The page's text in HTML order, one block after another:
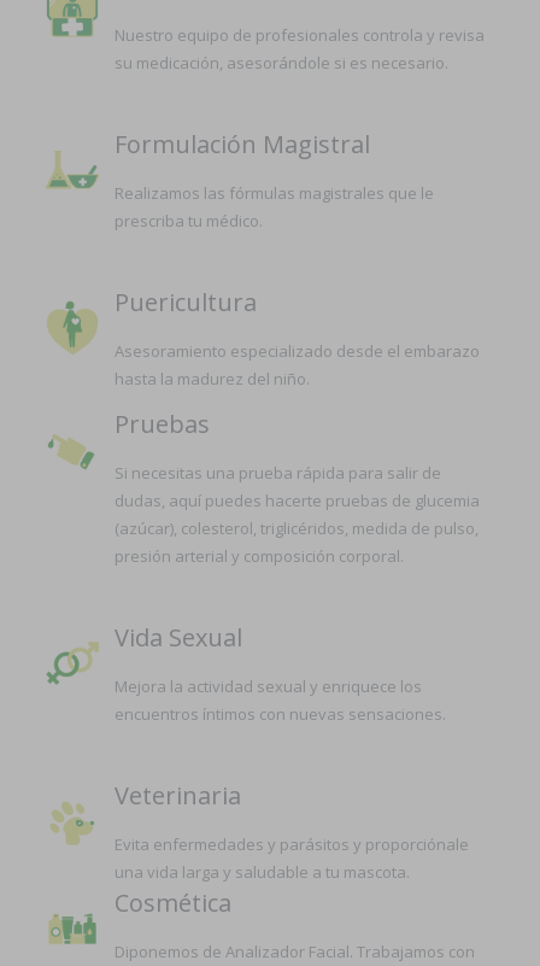
Nuestro equipo de profesionales controla y revisa
su medicación, asesorándole si es necesario.
Formulación Magistral
Realizamos las fórmulas magistrales que le
prescriba tu médico.
Puericultura
Asesoramiento especializado desde el embarazo
hasta la madurez del niño.
Pruebas
Si necesitas una prueba rápida para salir de
dudas, aquí puedes hacerte pruebas de glucemia
(azúcar), colesterol, triglicéridos, medida de pulso,
presión arterial y composición corporal.
Vida Sexual
Mejora la actividad sexual y enriquece los
encuentros íntimos con nuevas sensaciones.
Veterinaria
Evita enfermedades y parásitos y proporciónale
una vida larga y saludable a tu mascota.
Cosmética
Diponemos de Analizador Facial. Trabajamos con